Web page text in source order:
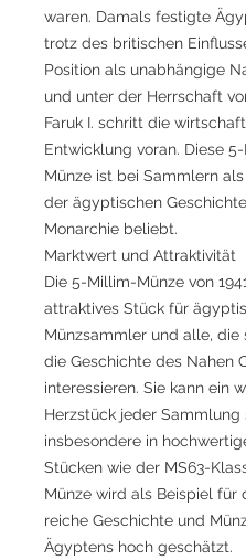
waren. Damals festigte
trotz des britischen
Position als unabhängige
und unter der Herrschaft
Faruk I. schritt die
Entwicklung voran. Diese
Münze ist bei Sammlern
der ägyptischen
Monarchie beliebt.
Marktwert und Attraktivität
Die 5-Millim-Münze von
attraktives Stück für
Münzsammler und alle, die
die Geschichte des Nahen
interessieren. Sie kann ein
Herzstück jeder Sammlung
insbesondere in
Stücken wie der MS63-
Münze wird als Beispiel für
reiche Geschichte und
Ägyptens hoch geschätzt.